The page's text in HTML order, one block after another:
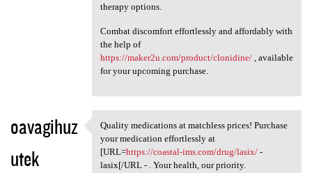
therapy options.
Combat discomfort effortlessly and affordably with
the help of
https://maker2u.com/product/clonidine/, available
for your upcoming purchase.
oavagihuz
utek
Quality medications at
Quality medications at matchless prices! Purchase
your medication effortlessly at
[URL=https://coastal-ims.com/drug/lasix/-
lasix[/URL - . Your health, our priority.